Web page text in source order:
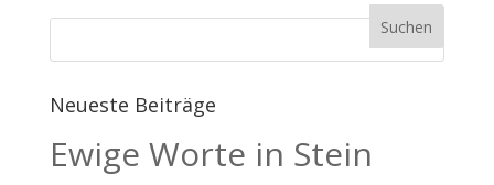
Neueste Beiträge
Ewige Worte in Stein